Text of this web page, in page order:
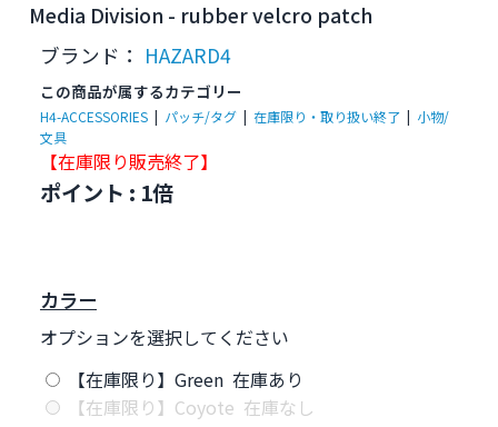
Media Division - rubber velcro patch
ブランド： HAZARD4
この商品が属するカテゴリー
H4-ACCESSORIES | パッチ/タグ | 在庫限り・取り扱い終了 | 小物/
文具
【在庫限り販売終了】
ポイント : 1倍
カラー
オプションを選択してください
【在庫限り】Green 在庫あり
【在庫限り】Coyote 在庫なし